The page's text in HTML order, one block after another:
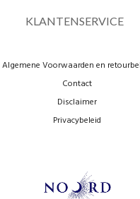
KLANTENSERVICE
Algemene Voorwaarden en
Contact
Disclaimer
Privacybeleid